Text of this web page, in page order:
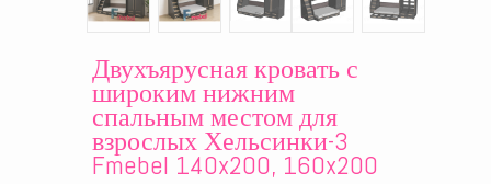
Двухъярусная кровать с
широким нижним
спальным местом для
взрослых Хельсинки-3
Fmebel 140x200, 160x200